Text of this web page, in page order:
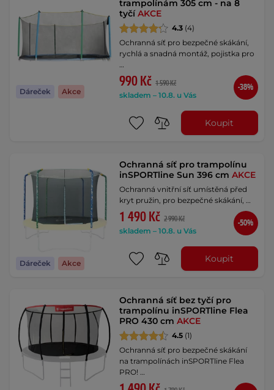
Dáreček Akce
trampolínám 305 cm - na 8
tyčíAKCE
4.3 (4)
Ochranná síť pro bezpečné skákání,
rychlá a snadná montáž, pojistka pro
…
990 Kč 1 590 Kč
skladem – 10.8. u Vás
-38%
Koupit
Dáreček Akce
Ochranná síť pro trampolínu
inSPORTline Sun 396 cmAKCE
Ochranná vnitřní síť umístěná před
kryt pružin, pro bezpečné skákání, …
1 490 Kč 2 990 Kč
skladem – 10.8. u Vás
-50%
Koupit
Ochranná síť bez tyčí pro
trampolínu inSPORTline Flea
PRO 430 cmAKCE
4.5 (1)
Ochranná síť pro bezpečné skákání
na trampolínách inSPORTline Flea
PRO! …